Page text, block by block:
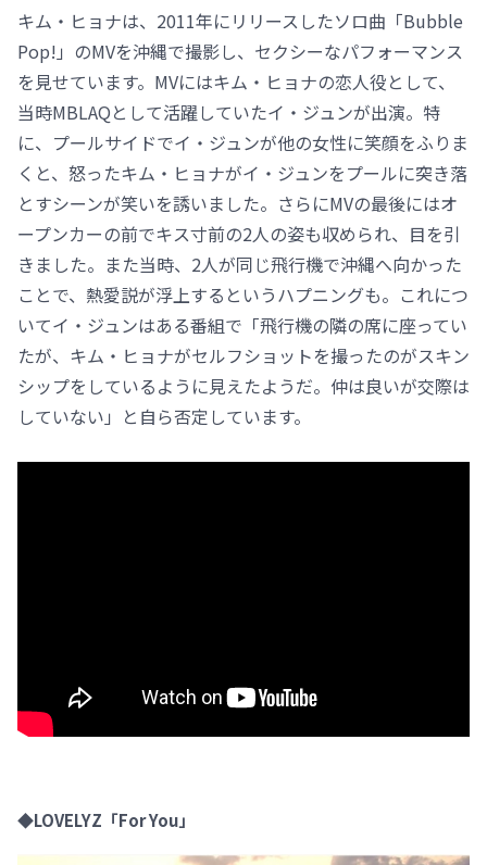
キム・ヒョナは、2011年にリリースしたソロ曲「Bubble
Pop!」のMVを沖縄で撮影し、セクシーなパフォーマンス
を見せています。MVにはキム・ヒョナの恋人役として、
当時MBLAQとして活躍していたイ・ジュンが出演。特
に、プールサイドでイ・ジュンが他の女性に笑顔をふりま
くと、怒ったキム・ヒョナがイ・ジュンをプールに突き落
とすシーンが笑いを誘いました。さらにMVの最後にはオ
ープンカーの前でキス寸前の2人の姿も収められ、目を引
きました。また当時、2人が同じ飛行機で沖縄へ向かった
ことで、熱愛説が浮上するというハプニングも。これにつ
いてイ・ジュンはある番組で「飛行機の隣の席に座ってい
たが、キム・ヒョナがセルフショットを撮ったのがスキン
シップをしているように見えたようだ。仲は良いが交際は
していない」と自ら否定しています。
◆LOVELYZ「For You」